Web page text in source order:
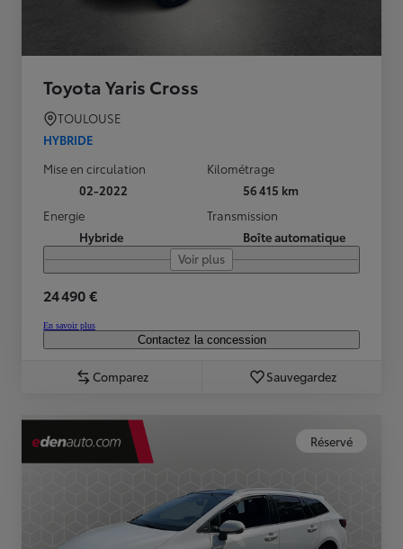
Toyota Yaris Cross
TOULOUSE
HYBRIDE
Mise en circulation
02-2022
Kilométrage
56 415 km
Energie
Hybride
Transmission
Boîte automatique
Voir plus
24 490 €
En savoir plus
Contactez la concession
Comparez Sauvegardez
Réservé